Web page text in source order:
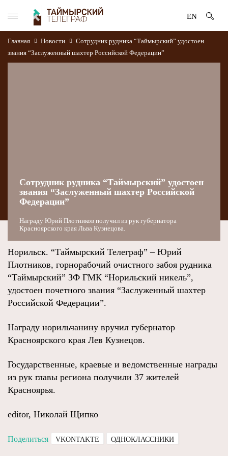
EN
Главная Новости
Сотрудник рудника “Таймырский” удостоен
звания “Заслуженный шахтер Российской Федерации”
Сотрудник рудника “Таймырский” удостоен
звания “Заслуженный шахтер Российской
Федерации”
Награду Юрий Плотников получил из рук губернатора
Красноярского края Льва Кузнецова.
Норильск. “Таймырский Телеграф” – Юрий
Плотников, горнорабочий очистного забоя рудника
“Таймырский” ЗФ ГМК “Норильский никель”,
удостоен почетного звания “Заслуженный шахтер
Российской Федерации”.
Награду норильчанину вручил губернатор
Красноярского края Лев Кузнецов.
Государственные, краевые и ведомственные награды
из рук главы региона получили 37 жителей
Красноярья.
editor, Николай Щипко
Поделиться VKONTAKTE ОДНОКЛАССНИКИ